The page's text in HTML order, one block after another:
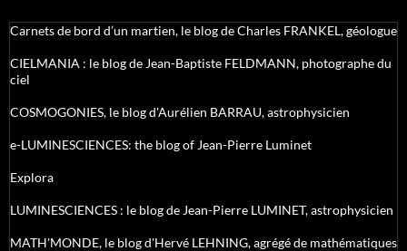
Carnets de bord d’un martien, le blog de Charles FRANKEL, géologue
CIELMANIA : le blog de Jean-Baptiste FELDMANN, photographe du
ciel
COSMOGONIES, le blog d'Aurélien BARRAU, astrophysicien
e-LUMINESCIENCES: the blog of Jean-Pierre Luminet
Explora
LUMINESCIENCES : le blog de Jean-Pierre LUMINET, astrophysicien
MATH'MONDE, le blog d'Hervé LEHNING, agrégé de mathématiques